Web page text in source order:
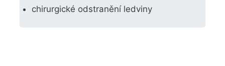
chirurgické odstranění ledviny